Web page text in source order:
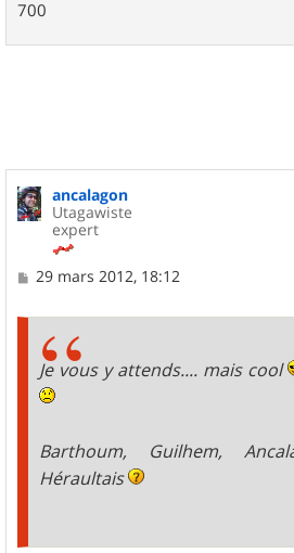
700
ancalagon
Utagawiste
expert
M
e
29 mars 2012, 18:12
Je vous y attends.... mais cool
Barthoum, Guilhem,
Héraultais